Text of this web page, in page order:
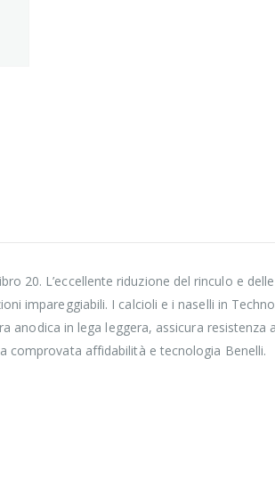
20. L’eccellente riduzione del rinculo e
impareggiabili. I calcioli e i naselli in
anodica in lega leggera, assicura
comprovata affidabilità e tecnologia Benelli.